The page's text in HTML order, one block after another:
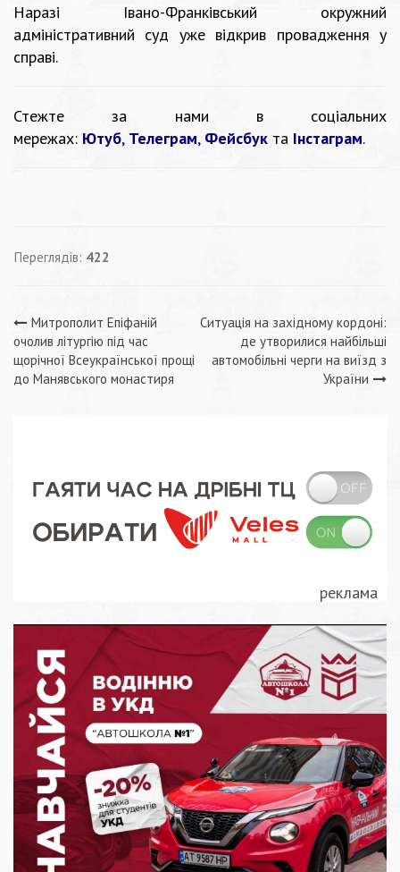
Наразі Івано-Франківський окружний
адміністративний суд уже відкрив провадження у
справі.
Стежте за нами в соціальних
мережах: Ютуб, Телеграм, Фейсбук та Інстаграм.
Переглядів: 422
Навігація
записів
Митрополит Епіфаній
очолив літургію під час
щорічної Всеукраїнської прощі
до Манявського монастиря
Ситуація на західному кордоні:
де утворилися найбільші
автомобільні черги на виїзд з
України